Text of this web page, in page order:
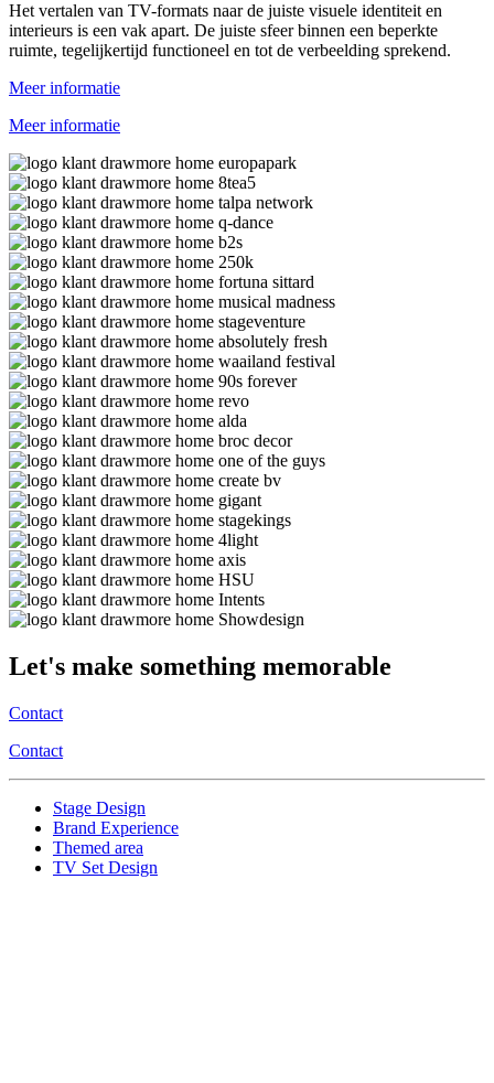
Het vertalen van TV-formats naar de juiste visuele identiteit en
interieurs is een vak apart. De juiste sfeer binnen een beperkte
ruimte, tegelijkertijd functioneel en tot de verbeelding sprekend.
Meer informatie
Meer informatie
Let's make something memorable
Contact
Contact
Stage Design
Brand Experience
Themed area
TV Set Design